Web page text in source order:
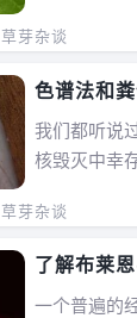
草芽杂谈
色谱法和
慑剂
我们都听说
核毁灭中幸
草芽杂谈
了解布莱
谱-质谱法
一个普遍的